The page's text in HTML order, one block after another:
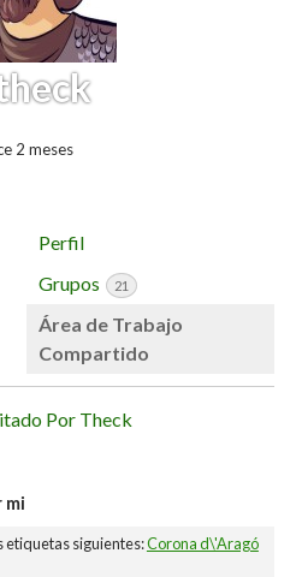
2 meses
Perfil
Grupos 21
Área de Trabajo
Compartido
Por Theck
mi
etiquetas siguientes:Corona d\'Aragó